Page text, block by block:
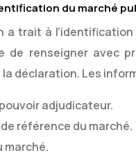
du marché
a trait à
de renseigner avec
déclaration. Les
adjudicateur.
référence du marché.
marché.